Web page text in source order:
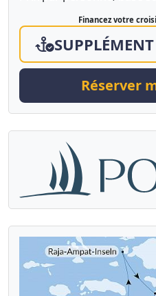
Financez votre
Réserver